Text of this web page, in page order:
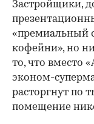
Застройщики,
«премиальный
кофейни», но
то, что вместо
эконом-
расторгнут по
помещение